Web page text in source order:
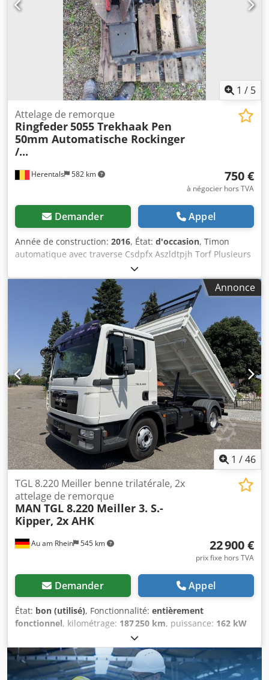
1 / 5
Herentals 582 km
Attelage de remorque
Ringfeder5055 Trekhaak Pen
50mm Automatische Rockinger
/...
750 €
à négocier hors TVA
Demander Appel
Année de construction: 2016, État: d'occasion, Timon
automatique avec traverse Csdpfx Aszldtpjh Torf Plusieurs
unités disponibles. Marques : Ringfeder, Rockinger Broche
de 50 mm Prix avec traverse : 750 € HT Prix sans traverse :
500 € HT Cevoman bv. Lenskensdijk 5 2200 HerentalsAnnonce
1 /46
Au am Rhein 545 km
TGL 8.220 Meiller benne trilatérale, 2x
attelage de remorque
MAN TGL 8.220 Meiller 3. S.-
Kipper, 2x AHK
22 900 €
prix fixe hors TVA
Demander Appel
État: bon (utilisé), Fonctionnalité: entièrement
fonctionnel, kilométrage: 187 250 km, puissance: 162 kW
, première immatriculation:
carburant:diesel, poids à vide:4 600 kg, poids total:7 490
kg, dimension des pneus:9,5 R17,5, configuration
d'essieux:4x2, carburant:diesel, freins: frein moteur,